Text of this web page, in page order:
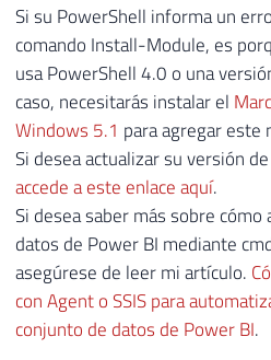
Si su PowerShell informa un
comando Install-Module, es
usa PowerShell 4.0 o una
caso, necesitarás instalar el
Windows 5.1 para agregar este
Si desea actualizar su versión
accede a este enlace aquí.
Si desea saber más sobre
datos de Power BI mediante
asegúrese de leer mi artículo.
con Agent o SSIS para
conjunto de datos de Power BI.